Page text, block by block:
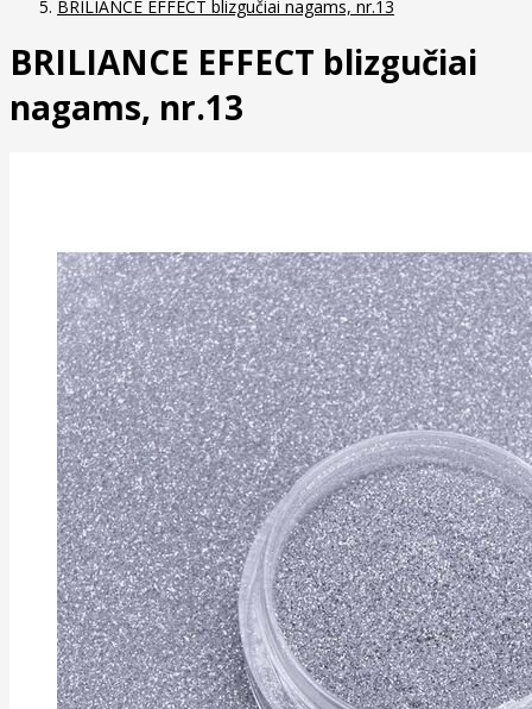
BRILIANCE EFFECT blizgučiai nagams, nr.13
BRILIANCE EFFECT blizgučiai
nagams, nr.13